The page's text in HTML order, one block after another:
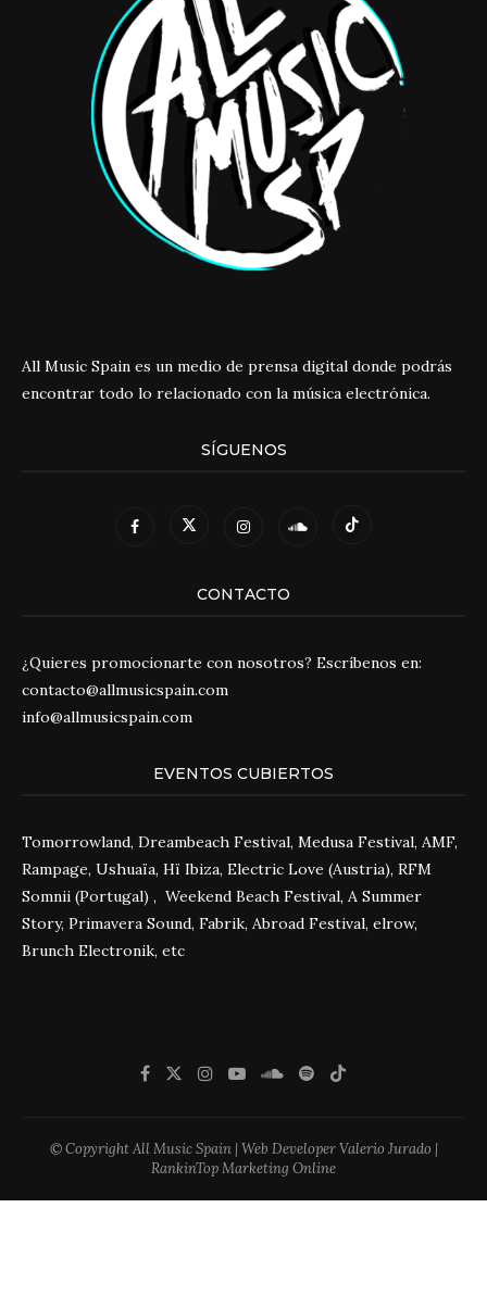
All Music Spain es un medio de prensa digital donde podrás
encontrar todo lo relacionado con la música electrónica.
SÍGUENOS
CONTACTO
¿Quieres promocionarte con nosotros? Escríbenos en:
contacto@allmusicspain.com
info@allmusicspain.com
EVENTOS CUBIERTOS
Tomorrowland, Dreambeach Festival, Medusa Festival, AMF,
Rampage, Ushuaïa, Hï Ibiza, Electric Love (Austria), RFM
Somnii (Portugal) , Weekend Beach Festival, A Summer
Story, Primavera Sound, Fabrik, Abroad Festival, elrow,
Brunch Electronik, etc
© Copyright All Music Spain | Web Developer Valerio Jurado |
RankinTop Marketing Online